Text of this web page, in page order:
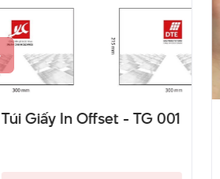
Túi Giấy In Offset - TG 001